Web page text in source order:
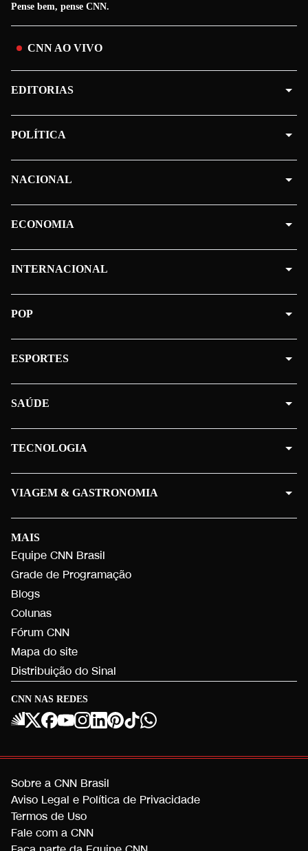
Pense bem, pense CNN.
CNN AO VIVO
CNN NAS REDES
MAIS
Equipe CNN Brasil
Grade de Programação
Blogs
Colunas
Fórum CNN
Mapa do site
Distribuição do Sinal
EDITORIAS
POLÍTICA
NACIONAL
ECONOMIA
INTERNACIONAL
POP
ESPORTES
SAÚDE
TECNOLOGIA
VIAGEM & GASTRONOMIA
Sobre a CNN Brasil
Aviso Legal e Política de Privacidade
Termos de Uso
Fale com a CNN